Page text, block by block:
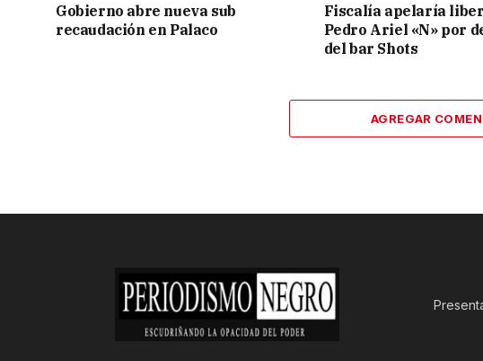
Gobierno abre nueva sub
recaudación en Palaco
Fiscalía apelaría
Pedro Ariel «N» por
del bar Shots
AGREGAR